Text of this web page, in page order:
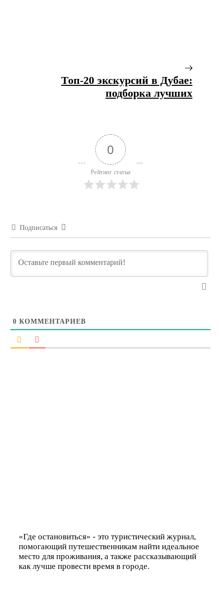
Топ-20 экскурсий в Дубае:
подборка лучших
0
Рейтинг статьи
Подписаться
0 КОММЕНТАРИЕВ
«‎Где остановиться» - это туристический журнал,
помогающий путешественникам найти идеальное
место для проживания, а также рассказывающий
как лучше провести время в городе.